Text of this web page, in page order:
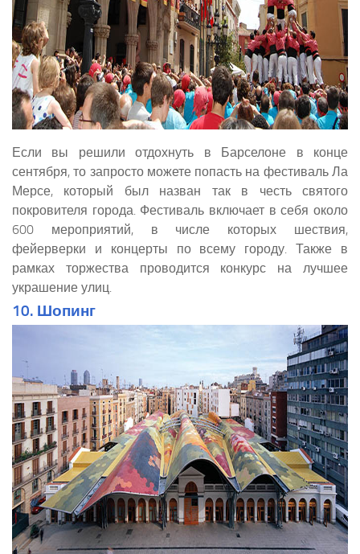
Если вы решили отдохнуть в Барселоне в конце
сентября, то запросто можете попасть на фестиваль Ла
Мерсе, который был назван так в честь святого
покровителя города. Фестиваль включает в себя около
600 мероприятий, в числе которых шествия,
фейерверки и концерты по всему городу. Также в
рамках торжества проводится конкурс на лучшее
украшение улиц.
10. Шопинг